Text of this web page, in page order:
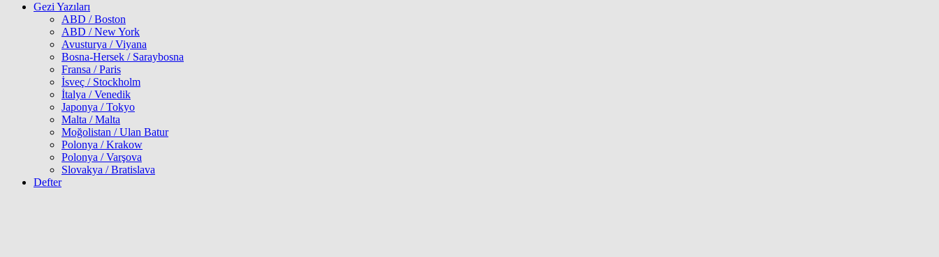
Gezi Yazıları
ABD / Boston
ABD / New York
Avusturya / Viyana
Bosna-Hersek / Saraybosna
Fransa / Paris
İsveç / Stockholm
İtalya / Venedik
Japonya / Tokyo
Malta / Malta
Moğolistan / Ulan Batur
Polonya / Krakow
Polonya / Varşova
Slovakya / Bratislava
Defter